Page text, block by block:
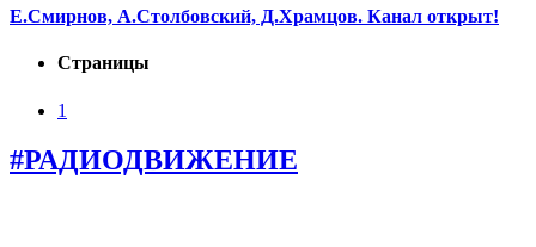
Е.Смирнов, А.Столбовский, Д.Храмцов. Канал открыт!
Страницы
1
#РАДИОДВИЖЕНИЕ